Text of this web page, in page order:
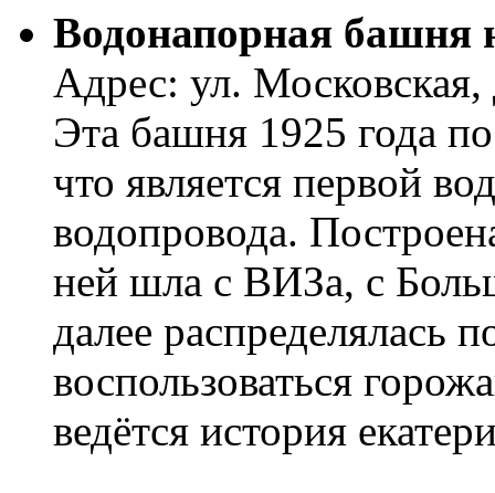
Водонапорная башня
Адрес: ул.
Эта башня 1925 года
что является первой
водопровода.
ней шла с ВИЗа, с
далее распределялась
воспользоваться
ведётся история